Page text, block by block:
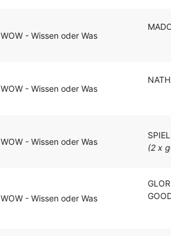
WOW - Wissen oder Was
WOW - Wissen oder Was
WOW - Wissen oder Was
(2 x
WOW - Wissen oder Was